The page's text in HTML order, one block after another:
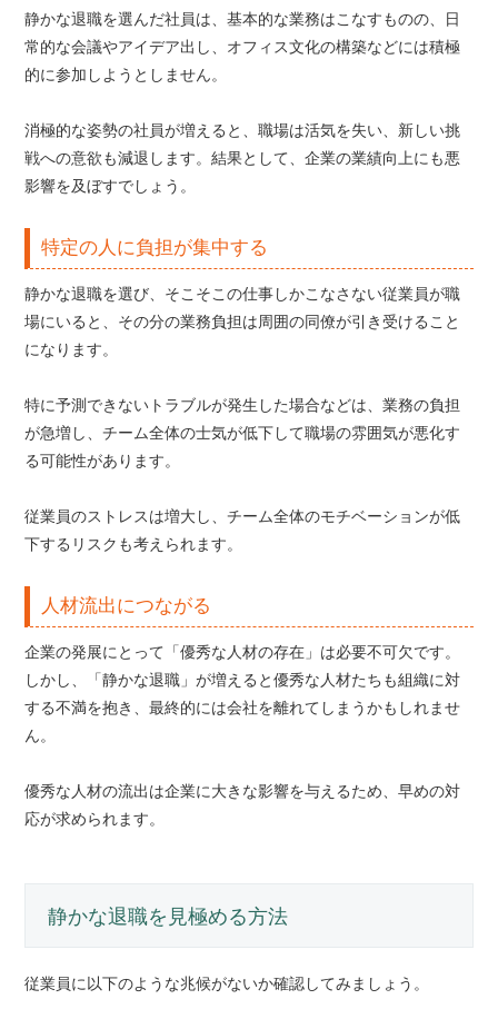
静かな退職を選んだ社員は、基本的な業務はこなすものの、日
常的な会議やアイデア出し、オフィス文化の構築などには積極
的に参加しようとしません。
消極的な姿勢の社員が増えると、職場は活気を失い、新しい挑
戦への意欲も減退します。結果として、企業の業績向上にも悪
影響を及ぼすでしょう。
特定の人に負担が集中する
静かな退職を選び、そこそこの仕事しかこなさない従業員が職
場にいると、その分の業務負担は周囲の同僚が引き受けること
になります。
特に予測できないトラブルが発生した場合などは、業務の負担
が急増し、チーム全体の士気が低下して職場の雰囲気が悪化す
る可能性があります。
従業員のストレスは増大し、チーム全体のモチベーションが低
下するリスクも考えられます。
人材流出につながる
企業の発展にとって「優秀な人材の存在」は必要不可欠です。
しかし、「静かな退職」が増えると優秀な人材たちも組織に対
する不満を抱き、最終的には会社を離れてしまうかもしれませ
ん。
優秀な人材の流出は企業に大きな影響を与えるため、早めの対
応が求められます。
静かな退職を見極める方法
従業員に以下のような兆候がないか確認してみましょう。